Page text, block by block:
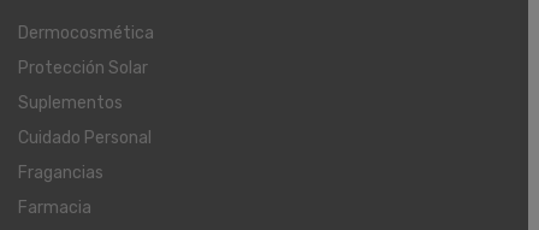
Dermocosmética
Protección Solar
Suplementos
Cuidado Personal
Fragancias
Farmacia